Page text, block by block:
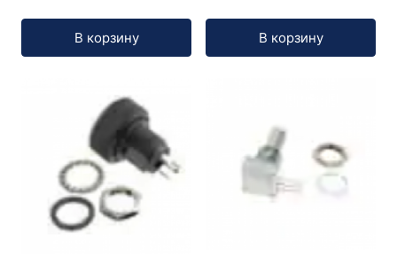
В корзину В корзину